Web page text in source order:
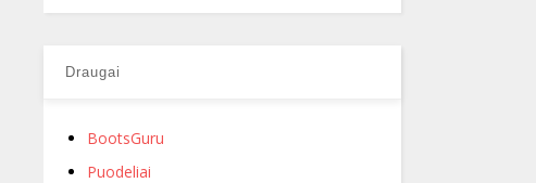
Draugai
BootsGuru
Puodeliai